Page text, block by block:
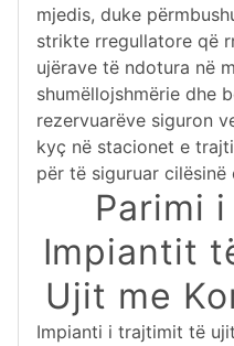
mjedis, duke
strikte rregullatore që
ujërave të ndotura në
shumëllojshmërie dhe
rezervuarëve siguron
kyç në stacionet e
për të siguruar
Parimi
Impiantit
Ujit me
Impianti i trajtimit të